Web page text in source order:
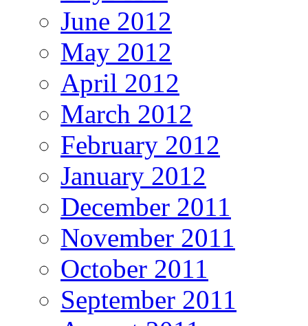
June 2012
May 2012
April 2012
March 2012
February 2012
January 2012
December 2011
November 2011
October 2011
September 2011